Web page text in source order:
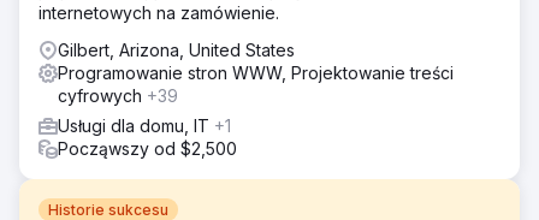
internetowych na zamówienie.
Gilbert, Arizona, United States
Programowanie stron WWW, Projektowanie treści
cyfrowych +39
Usługi dla domu, IT +1
Począwszy od $2,500
Historie sukcesu